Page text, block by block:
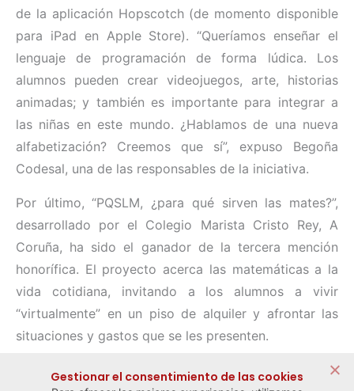
de la aplicación Hopscotch (de momento disponible
para iPad en Apple Store). “Queríamos enseñar el
lenguaje de programación de forma lúdica. Los
alumnos pueden crear videojuegos, arte, historias
animadas; y también es importante para integrar a
las niñas en este mundo. ¿Hablamos de una nueva
alfabetización? Creemos que sí”, expuso Begoña
Codesal, una de las responsables de la iniciativa.
Por último, “PQSLM, ¿para qué sirven las mates?”,
desarrollado por el Colegio Marista Cristo Rey, A
Coruña, ha sido el ganador de la tercera mención
honorífica. El proyecto acerca las matemáticas a la
vida cotidiana, invitando a los alumnos a vivir
“virtualmente” en un piso de alquiler y afrontar las
situaciones y gastos que se les presenten.
Gestionar el consentimiento de las cookies